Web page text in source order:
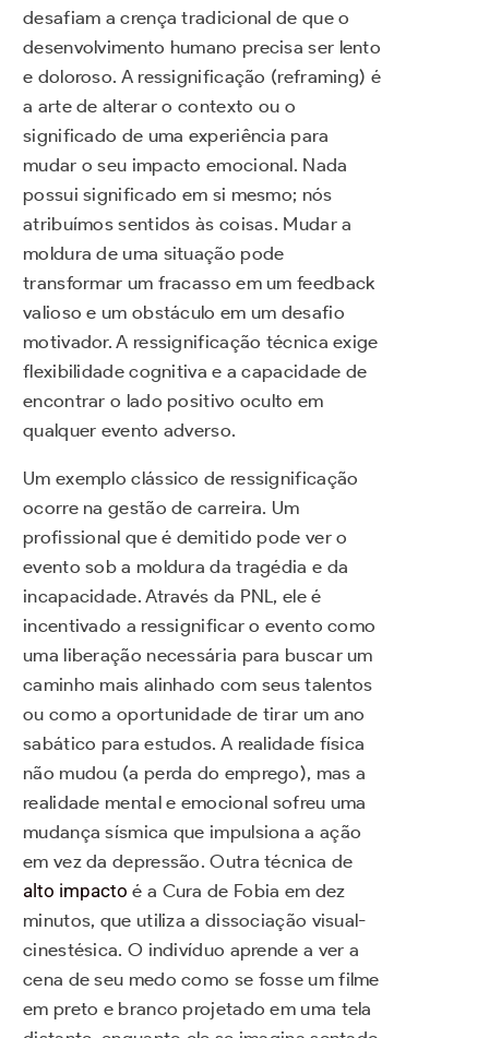
desafiam a crença tradicional de que o
desenvolvimento humano precisa ser lento
e doloroso. A ressignificação (reframing) é
a arte de alterar o contexto ou o
significado de uma experiência para
mudar o seu impacto emocional. Nada
possui significado em si mesmo; nós
atribuímos sentidos às coisas. Mudar a
moldura de uma situação pode
transformar um fracasso em um feedback
valioso e um obstáculo em um desafio
motivador. A ressignificação técnica exige
flexibilidade cognitiva e a capacidade de
encontrar o lado positivo oculto em
qualquer evento adverso.
Um exemplo clássico de ressignificação
ocorre na gestão de carreira. Um
profissional que é demitido pode ver o
evento sob a moldura da tragédia e da
incapacidade. Através da PNL, ele é
incentivado a ressignificar o evento como
uma liberação necessária para buscar um
caminho mais alinhado com seus talentos
ou como a oportunidade de tirar um ano
sabático para estudos. A realidade física
não mudou (a perda do emprego), mas a
realidade mental e emocional sofreu uma
mudança sísmica que impulsiona a ação
em vez da depressão. Outra técnica de
alto impacto é a Cura de Fobia em dez
minutos, que utiliza a dissociação visual-
cinestésica. O indivíduo aprende a ver a
cena de seu medo como se fosse um filme
em preto e branco projetado em uma tela